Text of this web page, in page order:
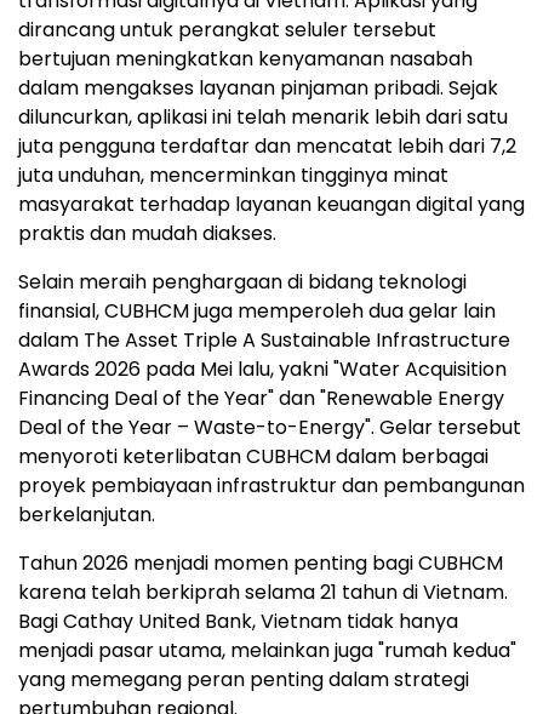
dirancang untuk perangkat seluler tersebut
bertujuan meningkatkan kenyamanan nasabah
dalam mengakses layanan pinjaman pribadi. Sejak
diluncurkan, aplikasi ini telah menarik lebih dari satu
juta pengguna terdaftar dan mencatat lebih dari 7,2
juta unduhan, mencerminkan tingginya minat
masyarakat terhadap layanan keuangan digital yang
praktis dan mudah diakses.
Selain meraih penghargaan di bidang teknologi
finansial, CUBHCM juga memperoleh dua gelar lain
dalam The Asset Triple A Sustainable Infrastructure
Awards 2026 pada Mei lalu, yakni "Water Acquisition
Financing Deal of the Year" dan "Renewable Energy
Deal of the Year – Waste-to-Energy". Gelar tersebut
menyoroti keterlibatan CUBHCM dalam berbagai
proyek pembiayaan infrastruktur dan pembangunan
berkelanjutan.
Tahun 2026 menjadi momen penting bagi CUBHCM
karena telah berkiprah selama 21 tahun di Vietnam.
Bagi Cathay United Bank, Vietnam tidak hanya
menjadi pasar utama, melainkan juga "rumah kedua"
yang memegang peran penting dalam strategi
pertumbuhan regional.